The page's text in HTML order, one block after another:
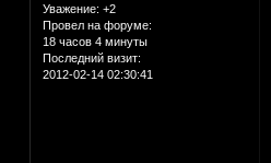
Уважение: +2
Провел на форуме:
18 часов 4 минуты
Последний визит:
2012-02-14 02:30:41